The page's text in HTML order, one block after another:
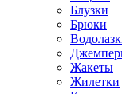
Блузки
Брюки
Жакеты
Жилетки